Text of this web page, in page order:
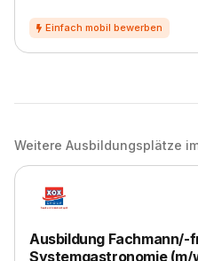
Weitere Ausbildungsplätze
Ausbildung Fachmann/-
Systemgastronomie (m/